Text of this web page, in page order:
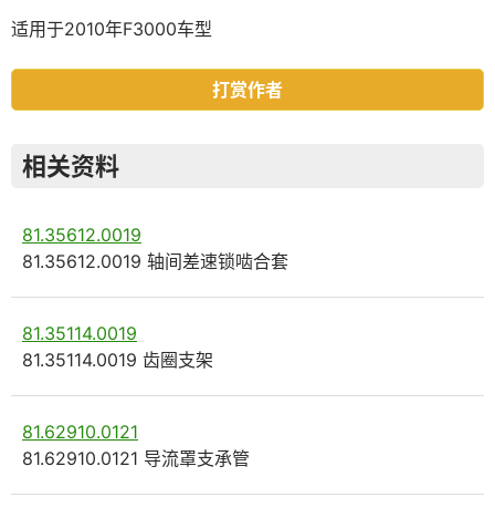
适用于2010年F3000车型
打赏作者
相关资料
81.35612.0019
81.35612.0019 轴间差速锁啮合套
81.35114.0019
81.35114.0019 齿圈支架
81.62910.0121
81.62910.0121 导流罩支承管